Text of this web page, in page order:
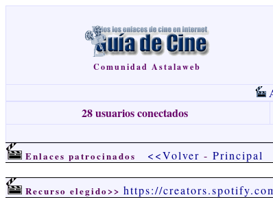
Comunidad Astalaweb
28 usuarios conectados
Enlaces patrocinados <<Volver - Principal
Recurso elegido>> https://